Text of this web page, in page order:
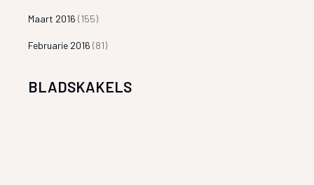
Maart 2016 (155)
Februarie 2016 (81)
BLADSKAKELS